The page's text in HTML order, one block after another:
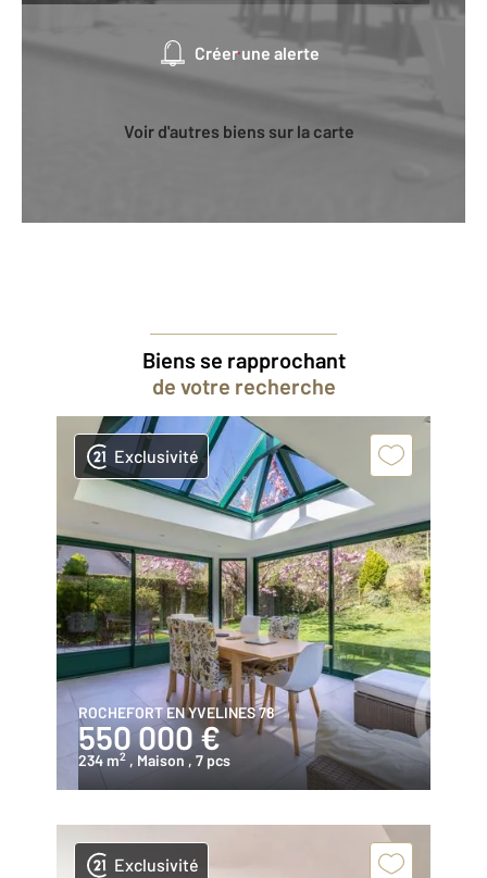
Créer une alerte
Voir d'autres biens sur la carte
Biens se rapprochant
de votre recherche
Exclusivité
ROCHEFORT EN YVELINES 78
550 000 €
234 m2 , Maison , 7 pcs
Exclusivité